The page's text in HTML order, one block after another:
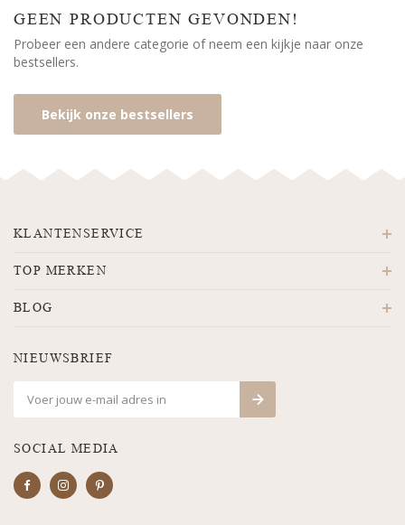
GEEN PRODUCTEN GEVONDEN!
Probeer een andere categorie of neem een kijkje naar onze
bestsellers.
Bekijk onze bestsellers
KLANTENSERVICE
TOP MERKEN
BLOG
NIEUWSBRIEF
SOCIAL MEDIA